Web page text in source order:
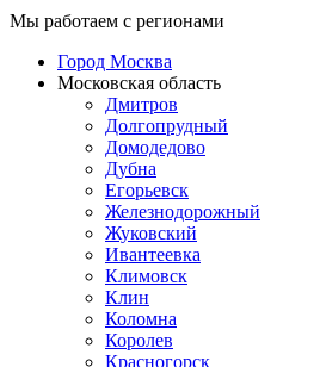
Мы работаем с регионами
Город Москва
Московская область
Дмитров
Долгопрудный
Домодедово
Дубна
Егорьевск
Железнодорожный
Жуковский
Ивантеевка
Климовск
Клин
Коломна
Королев
Красногорск